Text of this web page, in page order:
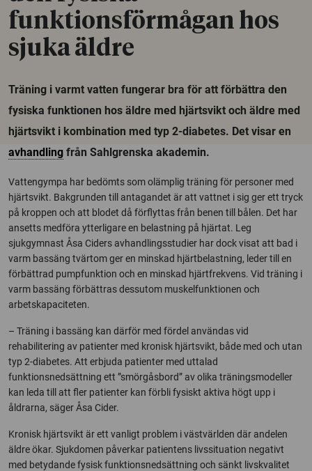
funktionsförmågan hos
sjuka äldre
Träning i varmt vatten fungerar bra för att förbättra den
fysiska funktionen hos äldre med hjärtsvikt och äldre med
hjärtsvikt i kombination med typ 2-diabetes. Det visar en
avhandling från Sahlgrenska akademin.
Vattengympa har bedömts som olämplig träning för personer med
hjärtsvikt. Bakgrunden till antagandet är att vattnet i sig ger ett tryck
på kroppen och att blodet då förflyttas från benen till bålen. Det har
ansetts medföra ytterligare en belastning på hjärtat. Leg
sjukgymnast Åsa Ciders avhandlingsstudier har dock visat att bad i
varm bassäng tvärtom ger en minskad hjärtbelastning, leder till en
förbättrad pumpfunktion och en minskad hjärtfrekvens. Vid träning i
varm bassäng förbättras dessutom muskelfunktionen och
arbetskapaciteten.
– Träning i bassäng kan därför med fördel användas vid
rehabilitering av patienter med kronisk hjärtsvikt, både med och utan
typ 2-diabetes. Att erbjuda patienter med uttalad
funktionsnedsättning ett ”smörgåsbord” av olika träningsmodeller
kan leda till att fler patienter kan förbli fysiskt aktiva högt upp i
åldrarna, säger Åsa Cider.
Kronisk hjärtsvikt är ett vanligt problem i västvärlden där andelen
äldre ökar. Sjukdomen påverkar patientens livssituation negativt
med betydande fysisk funktionsnedsättning och sänkt livskvalitet